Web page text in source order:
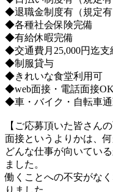
◆退職金制度有（規定有
◆各種社会保険完備
◆有給休暇完備
◆交通費月25,000円迄支
◆制服貸与
◆きれいな食堂利用可
◆web面接・電話面接OK
◆車・バイク・自転車
【ご応募頂いた皆さん
面接というよりかは、
どんな仕事が向いてい
ました。
働くことへの不安がな
りました。